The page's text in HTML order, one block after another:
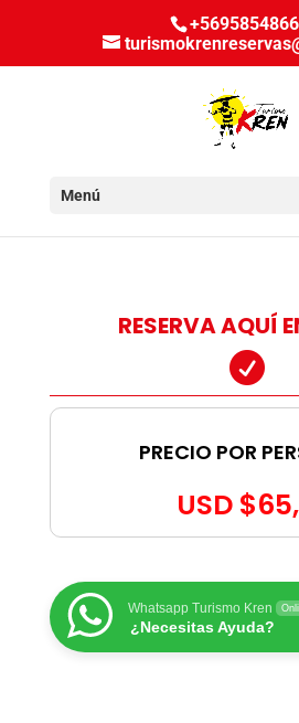
Seleccionar página
RESERVA AQUÍ

PRECIO POR
USD $
Whatsapp Turismo Kren
¿Necesitas Ayuda?